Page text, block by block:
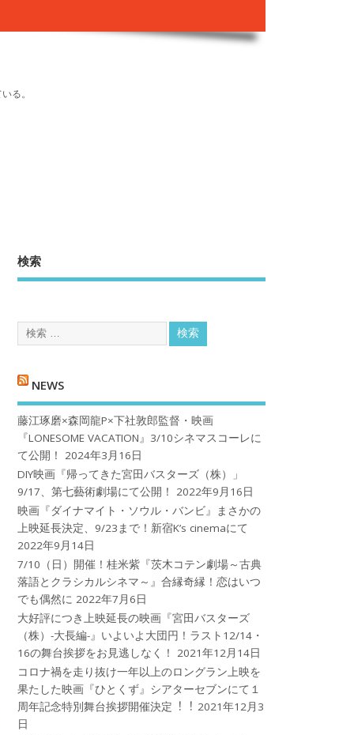
る。
検索
NEWS
藤江琢磨×森岡龍P×下社敦郎監督・映画
『LONESOME VACATION』3/10シネマスコーレに
て公開！
2024年3月16日
DIY映画『帰ってきた宮田バスターズ（株）」
9/17、第七藝術劇場にて公開！
2022年9月16日
映画『ダイナマイト・ソウル・バンビ』まさかの
上映延長決定、9/23まで！新宿K’s cinemaにて
2022年9月14日
7/10（日）開催！桂米紫『茨木コテン劇場～古典
落語とクラシカルシネマ～』合縁奇縁！恋はいつ
でも偶然に 2022年7月6日
大好評につき上映延長の映画『宮田バスターズ
（株）-大長編-』いよいよ大団円！ラスト12/14・
16の舞台挨拶をお見逃しなく！
2021年12月14日
コロナ禍を⾛り抜け⼀年以上のロングラン上映を
果たした映画『ひとくず』シアターセブンにて１
周年記念特別舞台挨拶開催決定︕︕ 2021年12月3
日